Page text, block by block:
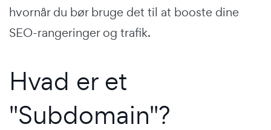
hvornår du bør bruge det til at booste dine
SEO-rangeringer og trafik.
Hvad er et
"Subdomain"?